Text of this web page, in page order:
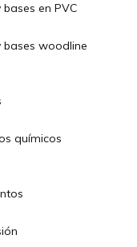
en PVC
woodline
químicos